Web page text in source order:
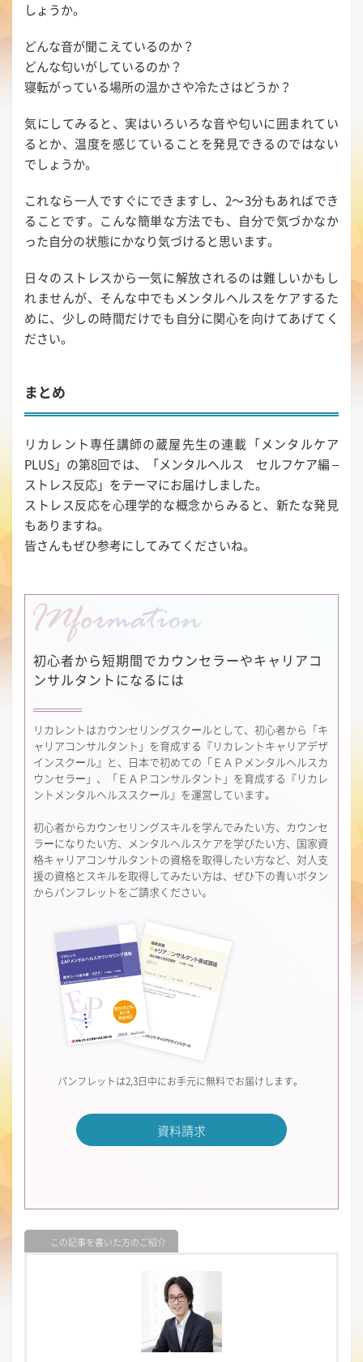
しょうか。
どんな音が聞こえているのか？
どんな匂いがしているのか？
寝転がっている場所の温かさや冷たさはどうか？
気にしてみると、実はいろいろな音や匂いに囲まれてい
るとか、温度を感じていることを発見できるのではない
でしょうか。
これなら一人ですぐにできますし、2～3分もあればでき
ることです。こんな簡単な方法でも、自分で気づかなか
った自分の状態にかなり気づけると思います。
日々のストレスから一気に解放されるのは難しいかもし
れませんが、そんな中でもメンタルヘルスをケアするた
めに、少しの時間だけでも自分に関心を向けてあげてく
ださい。
まとめ
リカレント専任講師の蔵屋先生の連載「メンタルケア
PLUS」の第8回では、「メンタルヘルス セルフケア編 –
ストレス反応」をテーマにお届けしました。
ストレス反応を心理学的な概念からみると、新たな発見
もありますね。
皆さんもぜひ参考にしてみてくださいね。
初心者から短期間でカウンセラーやキャリアコ
ンサルタントになるには
リカレントはカウンセリングスクールとして、初心者から「キ
ャリアコンサルタント」を育成する『リカレントキャリアデザ
インスクール』と、日本で初めての「ＥＡＰメンタルヘルスカ
ウンセラー」、「ＥＡＰコンサルタント」を育成する『リカレ
ントメンタルヘルススクール』を運営しています。
初心者からカウンセリングスキルを学んでみたい方、カウンセ
ラーになりたい方、メンタルヘルスケアを学びたい方、国家資
格キャリアコンサルタントの資格を取得したい方など、対人支
援の資格とスキルを取得してみたい方は、ぜひ下の青いボタン
からパンフレットをご請求ください。
パンフレットは2,3日中にお手元に無料でお届けします。
資料請求
この記事を書いた方のご紹介